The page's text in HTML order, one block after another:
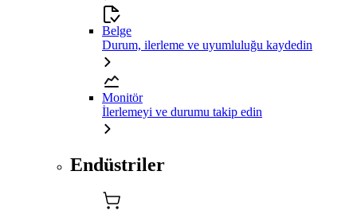
Belge
Durum, ilerleme ve uyumluluğu kaydedin
Monitör
İlerlemeyi ve durumu takip edin
Endüstriler